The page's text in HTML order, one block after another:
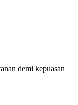
demi kepuasan